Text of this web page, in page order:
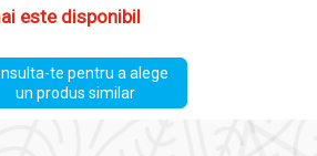
este disponibil
te pentru a alege
un produs similar